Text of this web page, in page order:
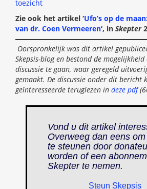
toezicht
Zie ook het artikel ‘Ufo’s op de
van dr. Coen Vermeeren‘, in Skepter
Oorspronkelijk was dit artikel
Skepsis-blog en bestond de
discussie te gaan, waar geregeld
gemaakt. De discussie onder dit bericht
geïnteresseerde teruglezen in deze pdf
Vond u dit artikel
Overweeg dan eens
te steunen door
worden of een
Skepterte nemen.
Steun Skepsis